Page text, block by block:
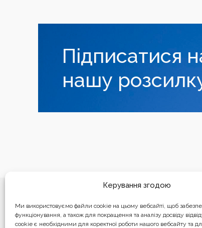
Керування згодою
Ми використовуємо файли cookie на цьому вебсайті, щоб
функціонування, а також для покращення та аналізу досвіду
cookie є необхідними для коректної роботи нашого вебсайту та
Підписатися
нашу